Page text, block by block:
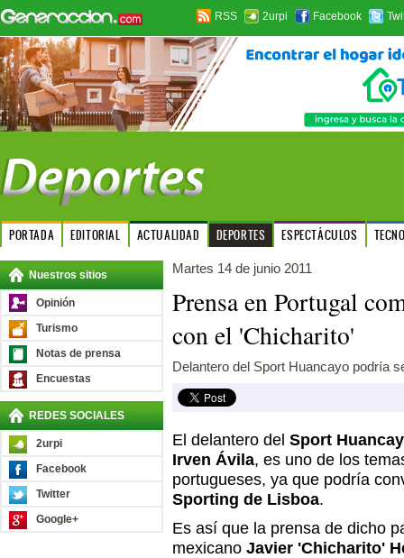
RSS 2urpi Facebook
PORTADA EDITORIAL ACTUALIDAD DEPORTES ESPECTÁCULOS
Nuestros sitios
Opinión
Turismo
Notas de prensa
Encuestas
REDES SOCIALES
2urpi
Facebook
Twitter
Google+
Martes 14 de junio 2011
Prensa en Portugal
con el 'Chicharito'
Delantero del Sport Huancayo podría
El delantero del Sport
Irven Ávila, es uno de los
portugueses, ya que podría
Sporting de Lisboa.
Es así que la prensa de dicho
mexicano Javier 'Chicharito'